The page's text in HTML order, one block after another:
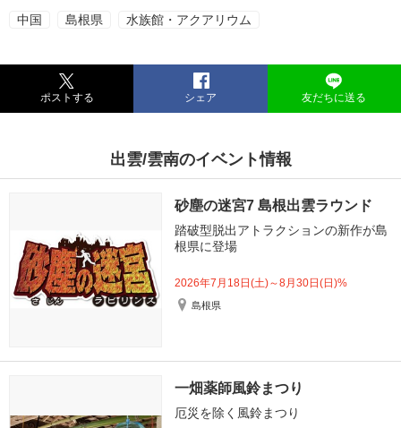
中国 島根県 水族館・アクアリウム
ポストする シェア 友だちに送る
出雲/雲南のイベント情報
砂塵の迷宮7 島根出雲ラウンド
踏破型脱出アトラクションの新作が島
根県に登場
2026年7月18日(土)～8月30日(日)%
島根県
一畑薬師風鈴まつり
厄災を除く風鈴まつり